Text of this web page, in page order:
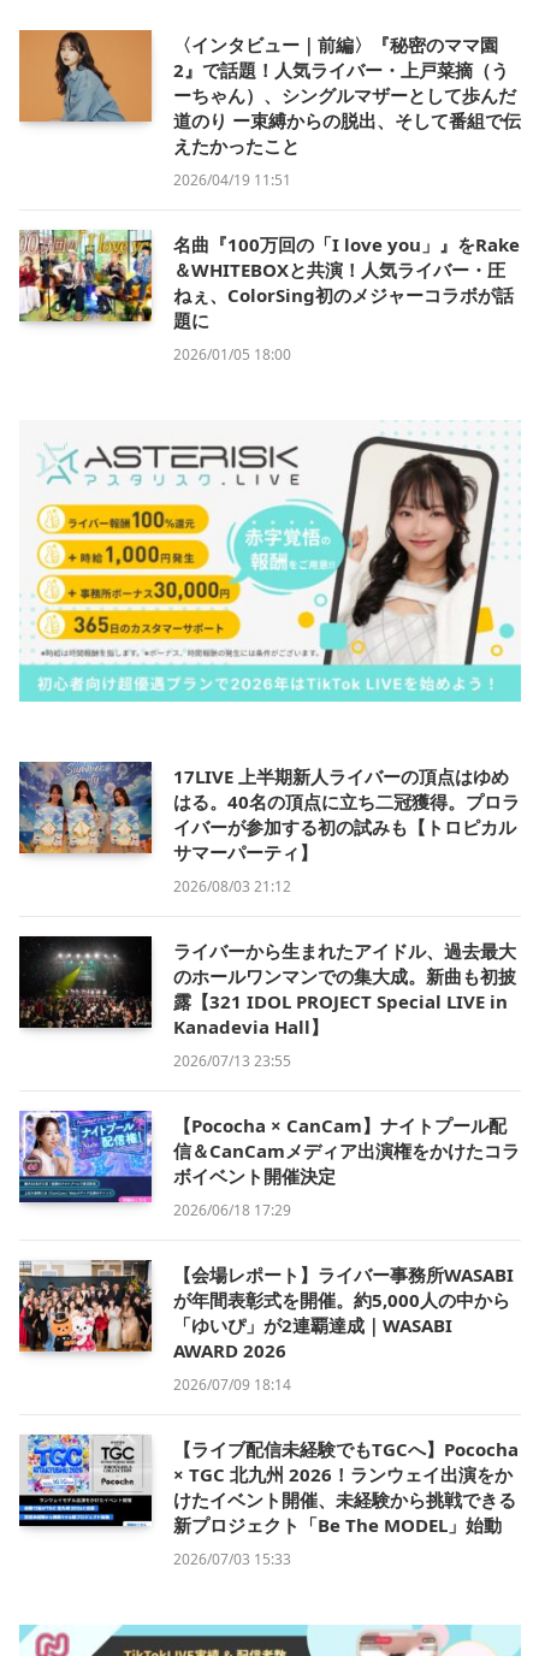
〈インタビュー｜前編〉『秘密のママ園
2』で話題！人気ライバー・上戸菜摘（う
ーちゃん）、シングルマザーとして歩んだ
道のり ー束縛からの脱出、そして番組で伝
えたかったこと
2026/04/19 11:51
名曲『100万回の「I love you」』をRake
＆WHITEBOXと共演！人気ライバー・圧
ねぇ、ColorSing初のメジャーコラボが話
題に
2026/01/05 18:00
17LIVE 上半期新人ライバーの頂点はゆめ
はる。40名の頂点に立ち二冠獲得。プロラ
イバーが参加する初の試みも【トロピカル
サマーパーティ】
2026/08/03 21:12
ライバーから生まれたアイドル、過去最大
のホールワンマンでの集大成。新曲も初披
露【321 IDOL PROJECT Special LIVE in
Kanadevia Hall】
2026/07/13 23:55
【Pococha × CanCam】ナイトプール配
信＆CanCamメディア出演権をかけたコラ
ボイベント開催決定
2026/06/18 17:29
【会場レポート】ライバー事務所WASABI
が年間表彰式を開催。約5,000人の中から
「ゆいぴ」が2連覇達成｜WASABI
AWARD 2026
2026/07/09 18:14
【ライブ配信未経験でもTGCへ】Pococha
× TGC 北九州 2026！ランウェイ出演をか
けたイベント開催、未経験から挑戦できる
新プロジェクト「Be The MODEL」始動
2026/07/03 15:33